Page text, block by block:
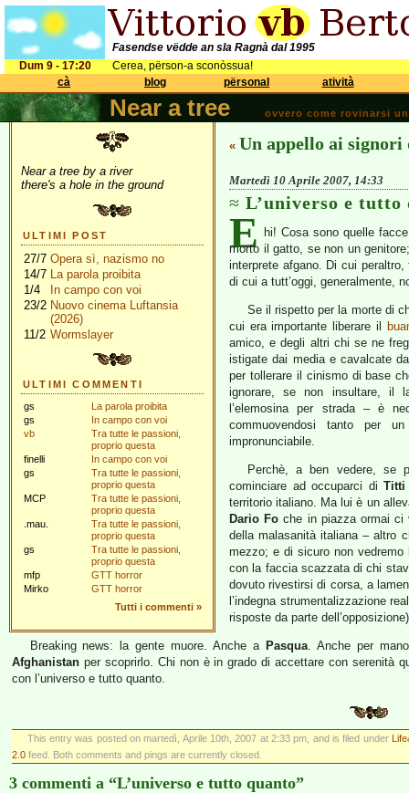
Fasendse vëdde an sla Ragnà dal 1995
Dum 9 - 17:20
Cerea, përson-a sconòssua!
cà
blog përsonal atività
Near a tree ovvero come rovinarsi
Near a tree by a river
there's a hole in the ground
ULTIMI POST
27/7 Opera sì, nazismo no
14/7 La parola proibita
1/4
In campo con voi
23/2 Nuovo cinema Luftansia
(2026)
11/2 Wormslayer
ULTIMI COMMENTI
gs
La parola proibita
gs
In campo con voi
vb
Tra tutte le passioni,
proprio questa
finelli
In campo con voi
gs
Tra tutte le passioni,
proprio questa
MCP
Tra tutte le passioni,
proprio questa
.mau.
Tra tutte le passioni,
proprio questa
gs
Tra tutte le passioni,
proprio questa
mfp
GTT horror
Mirko
GTT horror
Tutti i commenti »
« Un appello ai signori
Martedì 10 Aprile 2007, 14:33
L’universo e tutto
E
hi! Cosa sono quelle
morto il gatto, se non un
interprete afgano. Di cui
di cui a tutt’oggi, generalmente,
Se il rispetto per la morte di
cui era importante liberare il
amico, e degli altri chi se ne
istigate dai media e cavalcate
per tollerare il cinismo di base
ignorare, se non insultare, il
l’elemosina per strada – è
commuovendosi tanto per
impronunciabile.
Perchè, a ben vedere, se
cominciare ad occuparci di Titti
territorio italiano. Ma lui è un
Dario Fo che in piazza ormai
della malasanità italiana – altro
mezzo; e di sicuro non vedremo
con la faccia scazzata di chi
dovuto rivestirsi di corsa, a
l’indegna strumentalizzazione
risposte da parte
Breaking news: la gente muore. Anche a Pasqua. Anche per
Afghanistan per scoprirlo. Chi non è in grado di accettare con serenità
con l’universo e tutto quanto.
This entry was posted on martedì, Aprile 10th, 2007 at 2:33 pm, and is filed under
2.0 feed. Both comments and pings are currently closed.
3 commenti a “L’universo e tutto quanto”